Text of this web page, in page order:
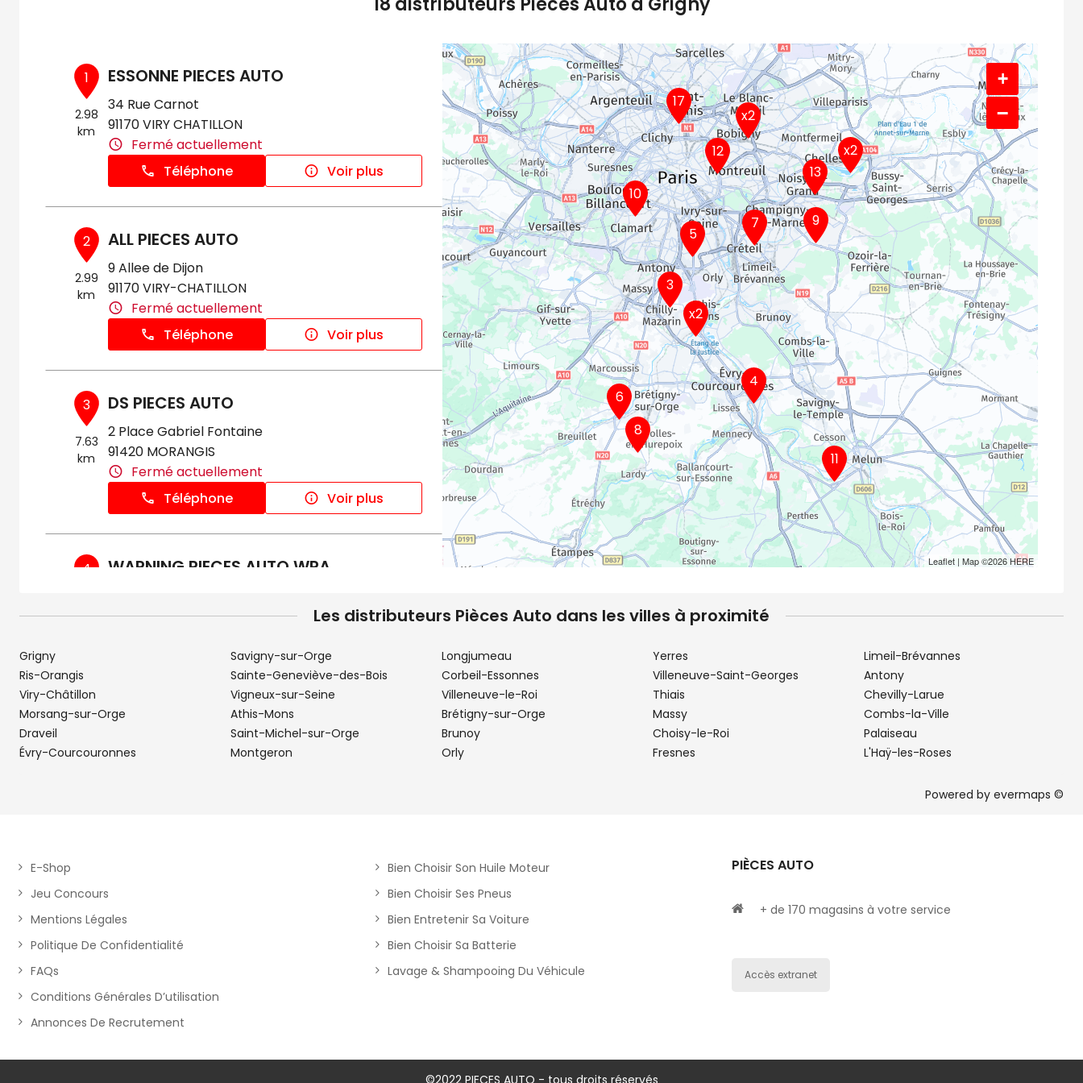
1
2.98
km
ESSONNE PIECES AUTO
34 Rue Carnot
91170 VIRY CHATILLON
Fermé actuellement
Téléphone
Voir plus
2
2.99
km
ALL PIECES AUTO
9 Allee de Dijon
91170 VIRY-CHATILLON
Fermé actuellement
Téléphone
Voir plus
3
7.63
km
DS PIECES AUTO
2 Place Gabriel Fontaine
91420 MORANGIS
Fermé actuellement
Téléphone
Voir plus
4 WARNING PIECES AUTO WPA
91100 CORBEIL-ESSONNES
Téléphone
Voir plus
CENTRAL PARTS
220 - 232 Avenue de Stalingrad
6
km
PIECES AUTO ARPAJON
77 avenue de Verdun
91290 ARPAJON
Téléphone
7 MMPA
11
x2
13
9
10
17
12
x2
4
8
6
7
5
3
x2
+
−
Leaflet| Map ©2026HERE
Les distributeurs Pièces Auto dans les villes à proximité
Grigny
Ris-Orangis
Viry-Châtillon
Morsang-sur-Orge
Draveil
Évry-Courcouronnes
Savigny-sur-Orge
Sainte-Geneviève-des-Bois
Vigneux-sur-Seine
Athis-Mons
Saint-Michel-sur-Orge
Montgeron
Longjumeau
Corbeil-Essonnes
Villeneuve-le-Roi
Brétigny-sur-Orge
Brunoy
Orly
Yerres
Villeneuve-Saint-Georges
Thiais
Massy
Choisy-le-Roi
Fresnes
Limeil-Brévannes
Antony
Chevilly-Larue
Combs-la-Ville
Palaiseau
L'Haÿ-les-Roses
Powered by evermaps ©
E-Shop
Jeu Concours
Mentions Légales
Politique De Confidentialité
FAQs
Conditions Générales D’utilisation
Annonces De Recrutement
Bien Choisir Son Huile Moteur
Bien Choisir Ses Pneus
Bien Entretenir Sa Voiture
Bien Choisir Sa Batterie
Lavage & Shampooing Du Véhicule
PIÈCES AUTO
+ de 170 magasins à votre service
Accès extranet
©2022 PIECES AUTO - tous droits réservés